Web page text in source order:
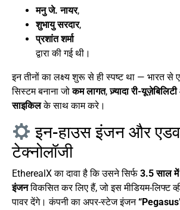
मनु जे. नायर,
शुभायु सरदार,
प्रशांत शर्मा
द्वारा की गई थी।
इन तीनों का लक्ष्य शुरू से ही स्पष्ट था — भारत से
सिस्टम बनाना जोकम लागत,ज़्यादा री-यूज़ेबिलिटी
साइकिलके साथ काम करे।
इन-हाउस इंजन और
टेक्नोलॉजी
EtherealX का दावा है कि उसने सिर्फ 3.5 साल में
इंजनविकसित कर लिए हैं, जो इस मीडियम-लिफ्ट
पावर देंगे। कंपनी का अपर-स्टेज इंजन